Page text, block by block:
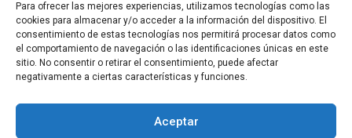
Para ofrecer las mejores experiencias, utilizamos tecnologías como las
cookies para almacenar y/o acceder a la información del dispositivo. El
consentimiento de estas tecnologías nos permitirá procesar datos como
el comportamiento de navegación o las identificaciones únicas en este
sitio. No consentir o retirar el consentimiento, puede afectar
negativamente a ciertas características y funciones.
Aceptar
ENTREVISTES Estatutos Eventos Federació
FESTES GELADORS Filaes GALERIA FESTERA
INSTRUCCIONS FESTERES Kaimans La Canyeta
MÚSICA